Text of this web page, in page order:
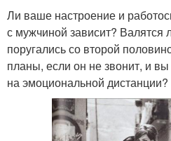
Ли ваше настроение и
с мужчиной зависит? Валятся
поругались со второй
планы, если он не звонит, и вы
на эмоциональной дистанции?